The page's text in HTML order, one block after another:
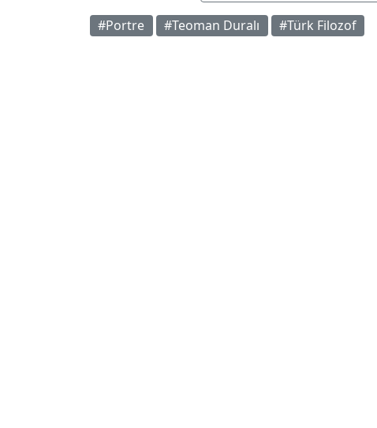
#Portre #Teoman Duralı #Türk Filozof